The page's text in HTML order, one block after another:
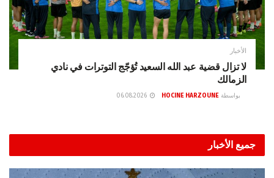
الأخبار
لا تزال قضية عبد الله السعيد تُؤجّج التوترات في نادي
الزمالك
بواسطة HOCINE HARZOUNE
جميع الأخبار